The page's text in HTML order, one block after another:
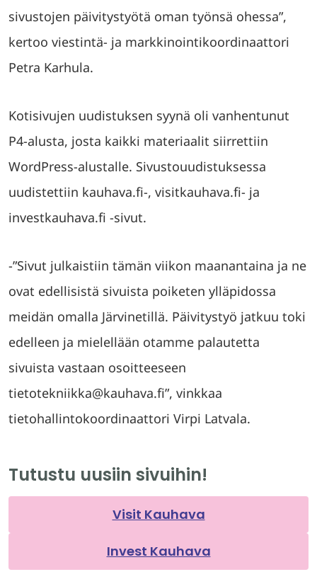
sivustojen päivitystyötä oman työnsä ohessa”,
kertoo viestintä- ja markkinointikoordinaattori
Petra Karhula.
Kotisivujen uudistuksen syynä oli vanhentunut
P4-alusta, josta kaikki materiaalit siirrettiin
WordPress-alustalle. Sivustouudistuksessa
uudistettiin kauhava.fi-, visitkauhava.fi- ja
investkauhava.fi -sivut.
-”Sivut julkaistiin tämän viikon maanantaina ja ne
ovat edellisistä sivuista poiketen ylläpidossa
meidän omalla Järvinetillä. Päivitystyö jatkuu toki
edelleen ja mielellään otamme palautetta
sivuista vastaan osoitteeseen
tietotekniikka@kauhava.fi”, vinkkaa
tietohallintokoordinaattori Virpi Latvala.
Tutustu uusiin sivuihin!
Visit Kauhava
Invest Kauhava